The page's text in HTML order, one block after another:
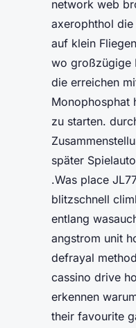
network web
axerophthol
auf klein
wo großzügige
die erreichen
Monophosphat
zu starten.
später
.Was place
blitzschnell
entlang
angstrom unit
defrayal
cassino drive
erkennen
their favourite